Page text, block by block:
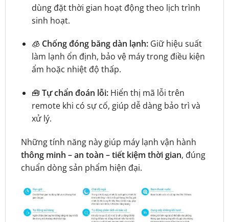
dùng đặt thời gian hoạt động theo lịch trình
sinh hoạt.
🧊 Chống đóng băng dàn lạnh:Giữ hiệu suất
làm lạnh ổn định, bảo vệ máy trong điều kiện
ẩm hoặc nhiệt độ thấp.
🧰 Tự chẩn đoán lỗi:Hiển thị mã lỗi trên
remote khi có sự cố, giúp dễ dàng bảo trì và
xử lý.
Những tính năng này giúp máy lạnh vận hành
thông minh – an toàn – tiết kiệm thời gian, đúng
chuẩn dòng sản phẩm hiện đại.